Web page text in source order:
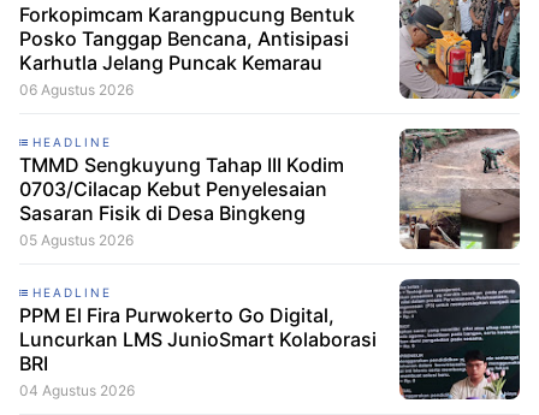
Forkopimcam Karangpucung Bentuk
Posko Tanggap Bencana, Antisipasi
Karhutla Jelang Puncak Kemarau
06 Agustus 2026
HEADLINE
TMMD Sengkuyung Tahap III Kodim
0703/Cilacap Kebut Penyelesaian
Sasaran Fisik di Desa Bingkeng
05 Agustus 2026
HEADLINE
PPM El Fira Purwokerto Go Digital,
Luncurkan LMS JunioSmart Kolaborasi
BRI
04 Agustus 2026